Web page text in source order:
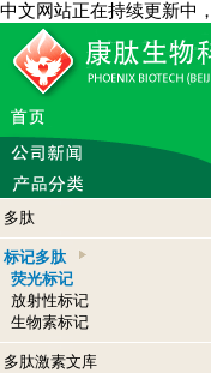
中文网站正在持续更新中
多肽
标记多肽
荧光标记
放射性标记
生物素标记
多肽激素文库